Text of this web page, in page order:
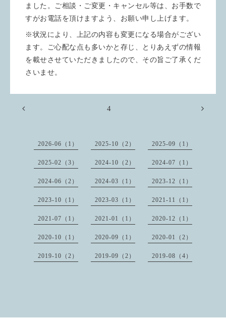
ました。ご相談・ご変更・キャンセル等は、お手数で
すがお電話を頂けますよう、お願い申し上げます。
※状況により、上記の内容も変更になる場合がござい
ます。ご心配な点も多いかと存じ、とりあえずの情報
を載せさせていただきましたので、その旨ご了承くだ
さいませ。
4
2026-06（1） 2025-10（2） 2025-09（1）
2025-02（3） 2024-10（2） 2024-07（1）
2024-06（2） 2024-03（1） 2023-12（1）
2023-10（1） 2023-03（1） 2021-11（1）
2021-07（1） 2021-01（1） 2020-12（1）
2020-10（1） 2020-09（1） 2020-01（2）
2019-10（2） 2019-09（2） 2019-08（4）